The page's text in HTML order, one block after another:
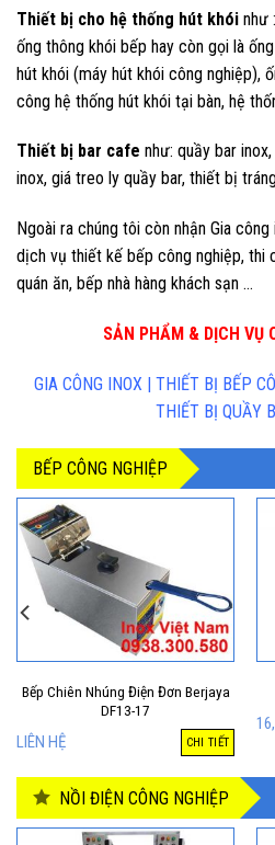
Thiết bị cho hệ thống hút khói như
ống thông khói bếp hay còn gọi là
hút khói (máy hút khói công nghiệp),
công hệ thống hút khói tại bàn, hệ
Thiết bị bar cafe như: quầy bar
inox, giá treo ly quầy bar, thiết bị
Ngoài ra chúng tôi còn nhận Gia
dịch vụ thiết kế bếp công nghiệp, thi
quán ăn, bếp nhà hàng khách sạn …
SẢN PHẨM & DỊCH VỤ
GIA CÔNG INOX | THIẾT BỊ BẾP
THIẾT BỊ QUẦY
BẾP CÔNG NGHIỆP
Bếp Chiên Nhúng Điện Đơn Berjaya
DF13-17
LIÊN HỆ CHI TIẾT
NỒI ĐIỆN CÔNG NGHIỆP